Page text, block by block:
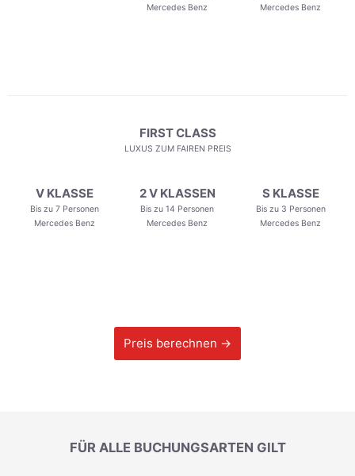
Mercedes Benz
Mercedes Benz
FIRST CLASS
LUXUS ZUM FAIREN PREIS
V KLASSE
Bis zu 7 Personen
Mercedes Benz
2 V KLASSEN
Bis zu 14 Personen
Mercedes Benz
S KLASSE
Bis zu 3 Personen
Mercedes Benz
Preis berechnen →
FÜR ALLE BUCHUNGSARTEN GILT